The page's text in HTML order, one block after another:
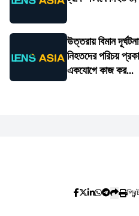
উত্তরায় বিমান
নিহতদের পরিচয়
একযোগে কাজ কর...